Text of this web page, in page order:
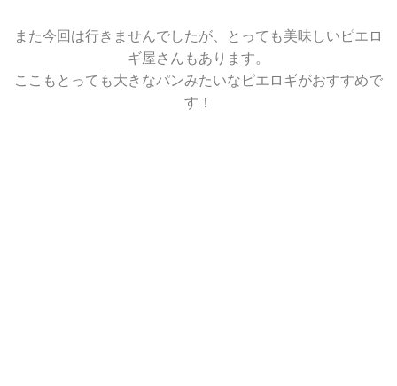
また今回は行きませんでしたが、とっても美味しいピエロ
ギ屋さんもあります。
ここもとっても大きなパンみたいなピエロギがおすすめで
す！